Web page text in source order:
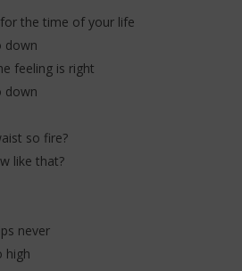
the time of your life
down
feeling is right
down
so fire?
like that?
never
high